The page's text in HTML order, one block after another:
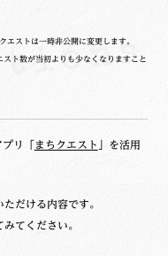
エストは一時非公開に変更します。
スト数が当初よりも少なくなりますこと
リ「 まちクエスト
」を活用
だける内容です。
てください。